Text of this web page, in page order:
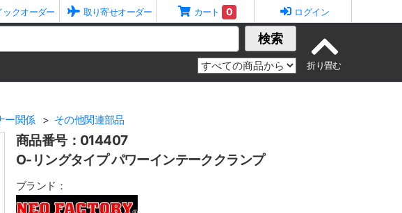
ックオーダー 取り寄せオーダー カート 0 ログイン
検索
ー関係 その他関連部品
商品番号：014407
O-リングタイプ パワーインテーククランプ
ブランド：